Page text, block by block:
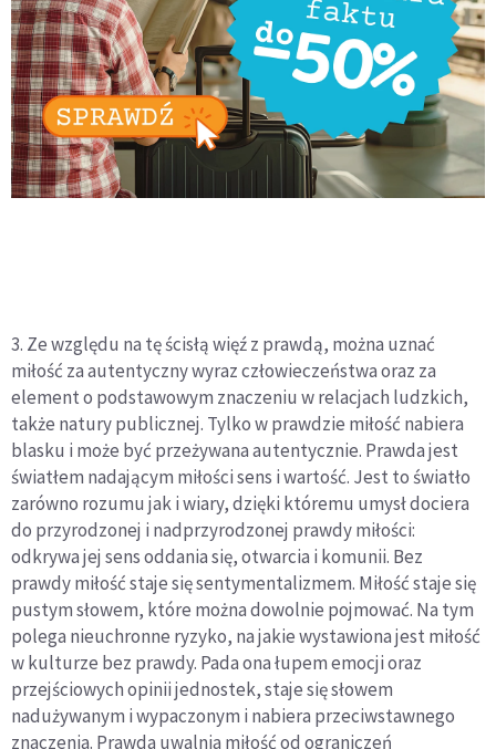
3. Ze względu na tę ścisłą więź z prawdą, można uznać
miłość za autentyczny wyraz człowieczeństwa oraz za
element o podstawowym znaczeniu w relacjach ludzkich,
także natury publicznej. Tylko w prawdzie miłość nabiera
blasku i może być przeżywana autentycznie. Prawda jest
światłem nadającym miłości sens i wartość. Jest to światło
zarówno rozumu jak i wiary, dzięki któremu umysł dociera
do przyrodzonej i nadprzyrodzonej prawdy miłości:
odkrywa jej sens oddania się, otwarcia i komunii. Bez
prawdy miłość staje się sentymentalizmem. Miłość staje się
pustym słowem, które można dowolnie pojmować. Na tym
polega nieuchronne ryzyko, na jakie wystawiona jest miłość
w kulturze bez prawdy. Pada ona łupem emocji oraz
przejściowych opinii jednostek, staje się słowem
nadużywanym i wypaczonym i nabiera przeciwstawnego
znaczenia. Prawda uwalnia miłość od ograniczeń